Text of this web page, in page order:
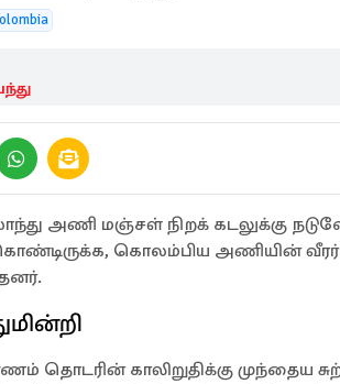
அணி மஞ்சள் நிறக் கடலுக்கு
கொலம்பிய அணியின்
தொடரின் காலிறுதிக்கு முந்தைய